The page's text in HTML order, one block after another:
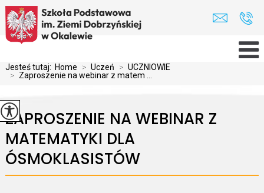
Jesteś tutaj: Home > Uczeń > UCZNIOWIE
> Zaproszenie na webinar z matem ...
ZAPROSZENIE NA WEBINAR Z
MATEMATYKI DLA
ÓSMOKLASISTÓW